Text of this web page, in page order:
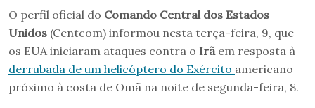
O perfil oficial do Comando Central dos Estados
Unidos (Centcom) informou nesta terça-feira, 9, que
os EUA iniciaram ataques contra o Irã em resposta à
derrubada de um helicóptero do Exército americano
próximo à costa de Omã na noite de segunda-feira, 8.